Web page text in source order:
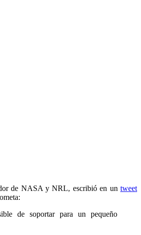
de NASA y NRL, escribió en un tweet
de soportar para un pequeño